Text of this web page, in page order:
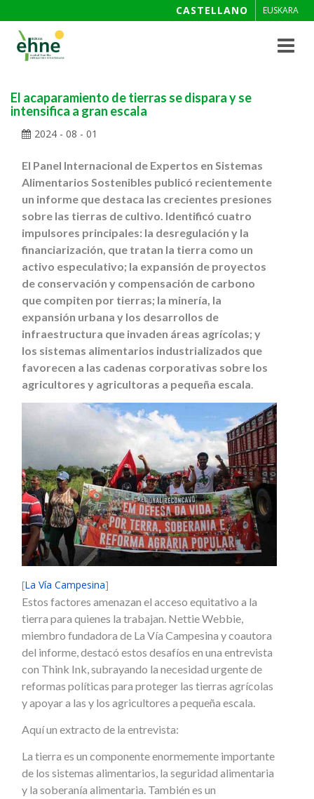
CASTELLANO EUSKARA
Toggle
El acaparamiento de tierras se dispara y se
intensifica a gran escala
2024 - 08 - 01
El Panel Internacional de Expertos en Sistemas
Alimentarios Sostenibles publicó recientemente
un informe que destaca las crecientes presiones
sobre las tierras de cultivo. Identificó cuatro
impulsores principales: la desregulación y la
financiarización, que tratan la tierra como un
activo especulativo; la expansión de proyectos
de conservación y compensación de carbono
que compiten por tierras; la minería, la
expansión urbana y los desarrollos de
infraestructura que invaden áreas agrícolas; y
los sistemas alimentarios industrializados que
favorecen a las cadenas corporativas sobre los
agricultores y agricultoras a pequeña escala.
[La Vía Campesina]
Estos factores amenazan el acceso equitativo a la
tierra para quienes la trabajan. Nettie Webbie,
miembro fundadora de La Vía Campesina y coautora
del informe, destacó estos desafíos en una entrevista
con Think Ink, subrayando la necesidad urgente de
reformas políticas para proteger las tierras agrícolas
y apoyar a las y los agricultores a pequeña escala.
Aquí un extracto de la entrevista:
La tierra es un componente enormemente importante
de los sistemas alimentarios, la seguridad alimentaria
y la soberanía alimentaria. También es un